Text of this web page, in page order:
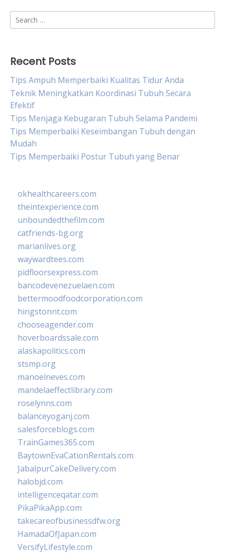
Search
for:
Recent Posts
Tips Ampuh Memperbaiki Kualitas Tidur Anda
Teknik Meningkatkan Koordinasi Tubuh Secara
Efektif
Tips Menjaga Kebugaran Tubuh Selama Pandemi
Tips Memperbaiki Keseimbangan Tubuh dengan
Mudah
Tips Memperbaiki Postur Tubuh yang Benar
okhealthcareers.com
theintexperience.com
unboundedthefilm.com
catfriends-bg.org
marianlives.org
waywardtees.com
pidfloorsexpress.com
bancodevenezuelaen.com
bettermoodfoodcorporation.com
hingstonnt.com
chooseagender.com
hoverboardssale.com
alaskapolitics.com
stsmp.org
manoelneves.com
mandelaeffectlibrary.com
roselynns.com
balanceyoganj.com
salesforceblogs.com
TrainGames365.com
BaytownEvaCationRentals.com
JabalpurCakeDelivery.com
halobjd.com
intelligenceqatar.com
PikaPikaApp.com
takecareofbusinessdfw.org
HamadaOfJapan.com
VersifyLifestyle.com